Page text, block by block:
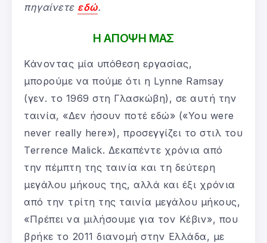
πηγαίνετε εδώ.
Η ΑΠΟΨΗ ΜΑΣ
Κάνοντας μία υπόθεση εργασίας,
μπορούμε να πούμε ότι η Lynne Ramsay
(γεν. το 1969 στη Γλασκώβη), σε αυτή την
ταινία, «Δεν ήσουν ποτέ εδώ» («You were
never really here»), προσεγγίζει το στιλ του
Terrence Malick. Δεκαπέντε χρόνια από
την πέμπτη της ταινία και τη δεύτερη
μεγάλου μήκους της, αλλά και έξι χρόνια
από την τρίτη της ταινία μεγάλου μήκους,
«Πρέπει να μιλήσουμε για τον Κέβιν», που
βρήκε το 2011 διανομή στην Ελλάδα, με